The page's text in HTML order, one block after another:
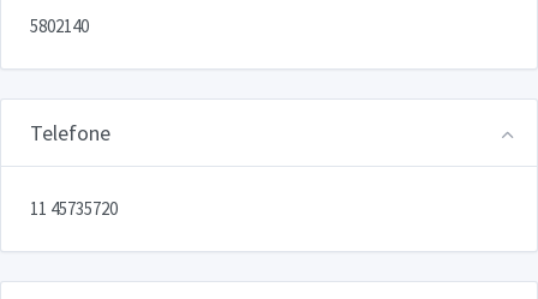
5802140
Telefone
11 45735720